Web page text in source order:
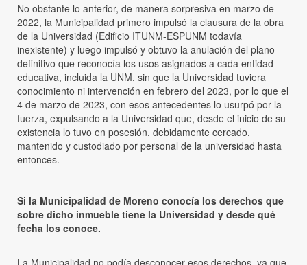
No obstante lo anterior, de manera sorpresiva en marzo de
2022, la Municipalidad primero impulsó la clausura de la obra
de la Universidad (Edificio ITUNM-ESPUNM todavía
inexistente) y luego impulsó y obtuvo la anulación del plano
definitivo que reconocía los usos asignados a cada entidad
educativa, incluida la UNM, sin que la Universidad tuviera
conocimiento ni intervención en febrero del 2023, por lo que el
4 de marzo de 2023, con esos antecedentes lo usurpó por la
fuerza, expulsando a la Universidad que, desde el inicio de su
existencia lo tuvo en posesión, debidamente cercado,
mantenido y custodiado por personal de la universidad hasta
entonces.
Si la Municipalidad de Moreno conocía los derechos que
sobre dicho inmueble tiene la Universidad y desde qué
fecha los conoce.
La Municipalidad no podía desconocer esos derechos, ya que